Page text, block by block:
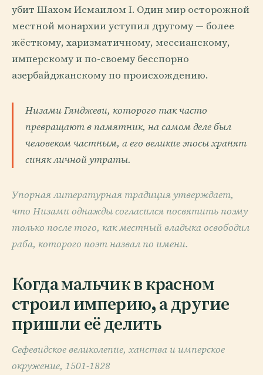
убит Шахом Исмаилом I. Один мир осторожной
местной монархии уступил другому — более
жёсткому, харизматичному, мессианскому,
имперскому и по-своему бесспорно
азербайджанскому по происхождению.
Низами Гянджеви, которого так часто
превращают в памятник, на самом деле был
человеком частным, а его великие эпосы хранят
синяк личной утраты.
Упорная литературная традиция утверждает,
что Низами однажды согласился посвятить поэму
только после того, как местный владыка освободил
раба, которого поэт назвал по имени.
Когда мальчик в красном
строил империю, а другие
пришли её делить
Сефевидское великолепие, ханства и имперское
окружение, 1501-1828